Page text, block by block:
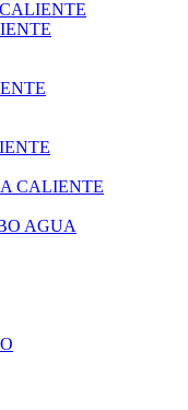
CALIENTE
AGUA